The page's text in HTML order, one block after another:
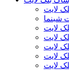
لایت
شبنما
لایت
لایت
لایت
لایت
لایت